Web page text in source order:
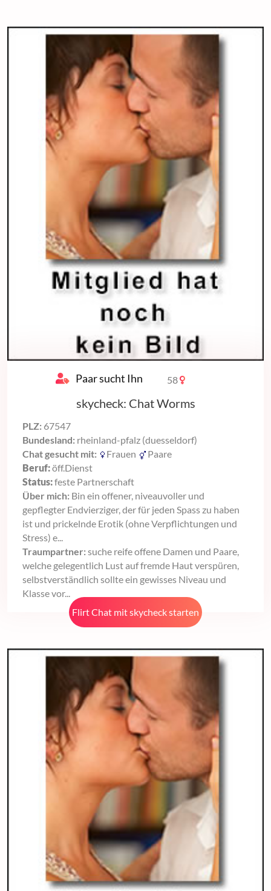
Paar sucht Ihn 58
skycheck: Chat Worms
PLZ: 67547
Bundesland: rheinland-pfalz (duesseldorf)
Chat gesucht mit:
Frauen
Paare
Beruf:öff.Dienst
Status:feste Partnerschaft
Über mich: Bin ein offener, niveauvoller und
gepflegter Endvierziger, der für jeden Spass zu haben
ist und prickelnde Erotik (ohne Verpflichtungen und
Stress) e...
Traumpartner: suche reife offene Damen und Paare,
welche gelegentlich Lust auf fremde Haut verspüren,
selbstverständlich sollte ein gewisses Niveau und
Klasse vor...
Flirt Chat mit skycheck starten